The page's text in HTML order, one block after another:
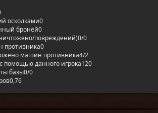
осколками0
бронёй0
повреждений)0/0
противника0
машин противника4/2
помощью данного игрока120
базы0/0
0,76